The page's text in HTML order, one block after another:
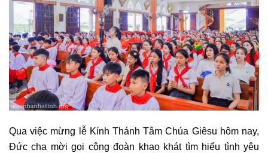
Qua việc mừng lễ Kính Thánh Tâm Chúa Giêsu hôm nay,
Đức cha mời gọi cộng đoàn khao khát tìm hiểu tình yêu